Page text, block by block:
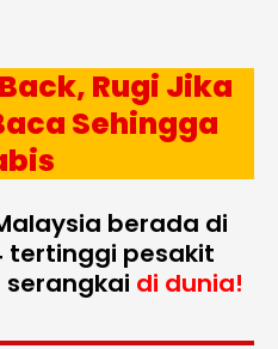
Rugi Jika
Sehingga
berada di
tertinggi pesakit
di dunia!